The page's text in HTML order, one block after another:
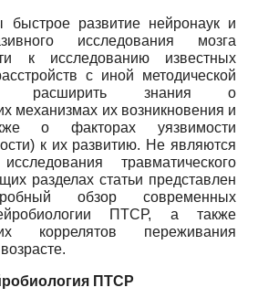
быстрое развитие нейронаук и
исследования мозга
к исследованию известных
с иной методической
расширить знания о
механизмах их возникновения и
о факторах уязвимости
к их развитию. Не являются
травматического
разделах статьи представлен
обзор современных
ПТСР, а также
коррелятов переживания
ПТСР